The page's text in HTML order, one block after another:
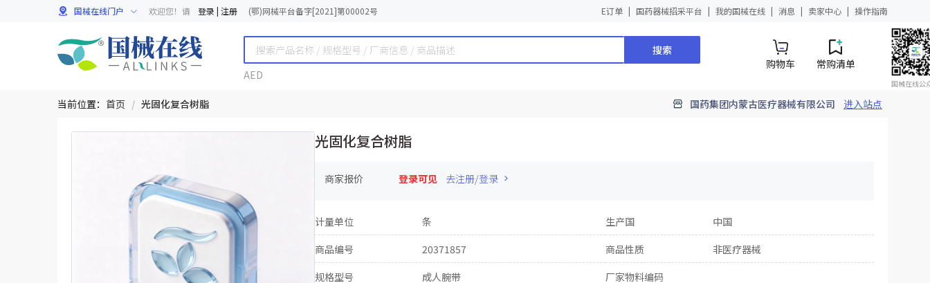
国械在线门户 欢迎您！请 登录 | 注册 (鄂)网械平台备字[2021]第00002号 E订单 国药器械招采平台 我的国械在线 消息 卖家中心 操作指南
搜索
AED
购物车 常购清单
国械在线公
当前位置： 首页 / 光固化复合树脂 国药集团内蒙古医疗器械有限公司 进入站点
光固化复合树脂
商家报价 登录可见 去注册/登录
计量单位 条 生产国
中国
商品编号
20371857 商品性质
非医疗器械
规格型号
成人腕带
厂家物料编码